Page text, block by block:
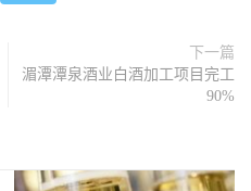
下一篇
湄潭潭泉酒业白酒加工项目完工
90%